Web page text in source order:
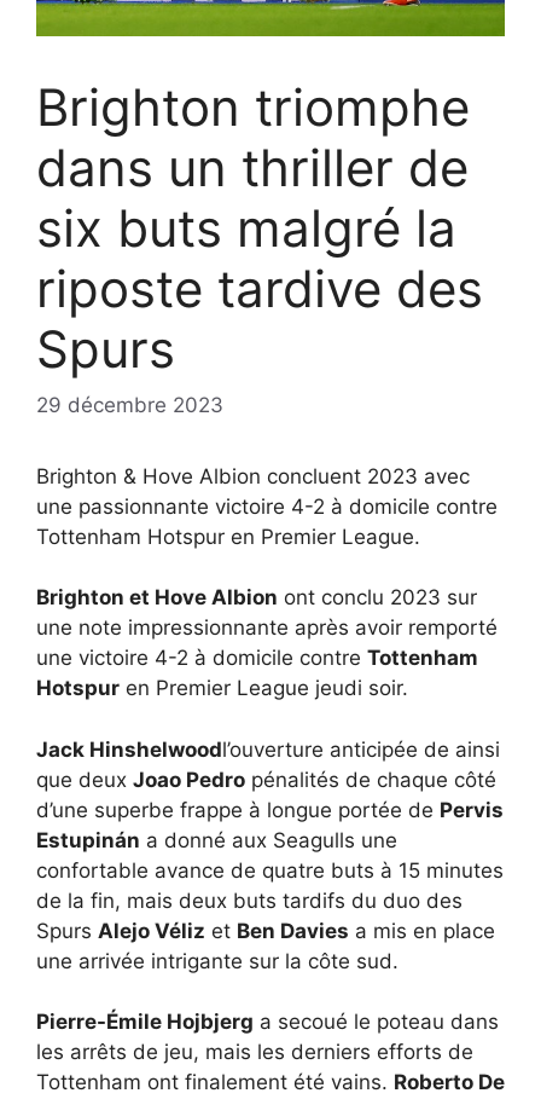
Brighton triomphe
dans un thriller de
six buts malgré la
riposte tardive des
Spurs
29 décembre 2023
Brighton & Hove Albion concluent 2023 avec
une passionnante victoire 4-2 à domicile contre
Tottenham Hotspur en Premier League.
Brighton et Hove Albion ont conclu 2023 sur
une note impressionnante après avoir remporté
une victoire 4-2 à domicile contre Tottenham
Hotspur en Premier League jeudi soir.
Jack Hinshelwoodl’ouverture anticipée de ainsi
que deux Joao Pedro pénalités de chaque côté
d’une superbe frappe à longue portée de Pervis
Estupinán a donné aux Seagulls une
confortable avance de quatre buts à 15 minutes
de la fin, mais deux buts tardifs du duo des
Spurs Alejo Véliz et Ben Davies a mis en place
une arrivée intrigante sur la côte sud.
Pierre-Émile Hojbjerg a secoué le poteau dans
les arrêts de jeu, mais les derniers efforts de
Tottenham ont finalement été vains. Roberto De